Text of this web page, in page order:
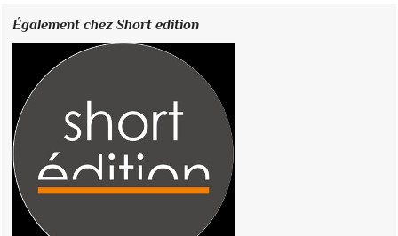
Également chez Short edition